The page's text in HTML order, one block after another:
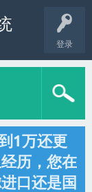
登录
1万还更
历，您在
口还是国